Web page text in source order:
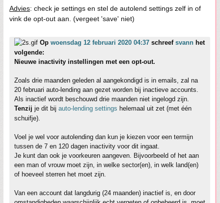
Advies: check je settings en stel de autolend settings zelf in of
vink de opt-out aan. (vergeet 'save' niet)
Op woensdag 12 februari 2020 04:37 schreef svann het
volgende:
Nieuwe inactivity instellingen met een opt-out.
Zoals drie maanden geleden al aangekondigd is in emails, zal na
20 februari auto-lending aan gezet worden bij inactieve accounts.
Als inactief wordt beschouwd drie maanden niet ingelogd zijn.
Tenzij je dit bij auto-lending settings helemaal uit zet (met één
schuifje).
Voel je wel voor autolending dan kun je kiezen voor een termijn
tussen de 7 en 120 dagen inactivity voor dit ingaat.
Je kunt dan ook je voorkeuren aangeven. Bijvoorbeeld of het aan
een man of vrouw moet zijn, in welke sector(en), in welk land(en)
of hoeveel sterren het moet zijn.
Van een account dat langdurig (24 maanden) inactief is, en door